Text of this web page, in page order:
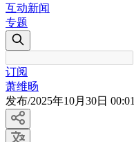
互动新闻
专题
订阅
萧维旸
发布/2025年10月30日 00:01